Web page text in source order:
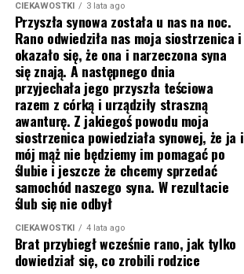
CIEKAWOSTKI 3 lata ago
Przyszła synowa została u nas na noc.
Rano odwiedziła nas moja siostrzenica i
okazało się, że ona i narzeczona syna
się znają. A następnego dnia
przyjechała jego przyszła teściowa
razem z córką i urządziły straszną
awanturę. Z jakiegoś powodu moja
siostrzenica powiedziała synowej, że ja i
mój mąż nie będziemy im pomagać po
ślubie i jeszcze że chcemy sprzedać
samochód naszego syna. W rezultacie
ślub się nie odbył
CIEKAWOSTKI 4 lata ago
Brat przybiegł wcześnie rano, jak tylko
dowiedział się, co zrobili rodzice